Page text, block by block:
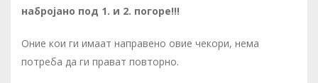
набројано под 1. и 2. погоре!!!
Оние кои ги имаат направено овие чекори, нема
потреба да ги прават повторно.